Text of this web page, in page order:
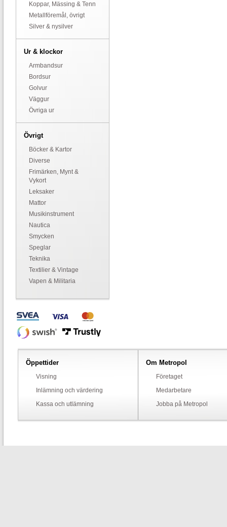
Koppar, Mässing & Tenn
Metallföremål, övrigt
Silver & nysilver
Ur & klockor
Armbandsur
Bordsur
Golvur
Väggur
Övriga ur
Övrigt
Böcker & Kartor
Diverse
Frimärken, Mynt &
Vykort
Leksaker
Mattor
Musikinstrument
Nautica
Smycken
Speglar
Teknika
Textilier & Vintage
Vapen & Militaria
Öppettider
Visning
Inlämning och värdering
Kassa och utlämning
Om Metropol
Företaget
Medarbetare
Jobba på Metropol